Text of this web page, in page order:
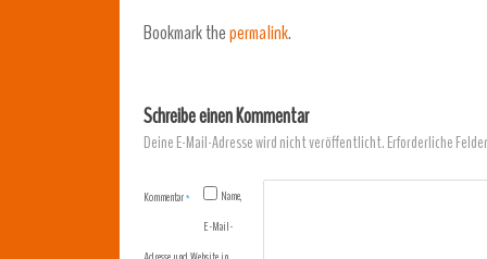
Bookmark thepermalink.
Schreibe einen Kommentar
Deine E-Mail-Adresse wird nicht veröffentlicht.Erforderliche
Kommentar*
Name,
E-Mail-